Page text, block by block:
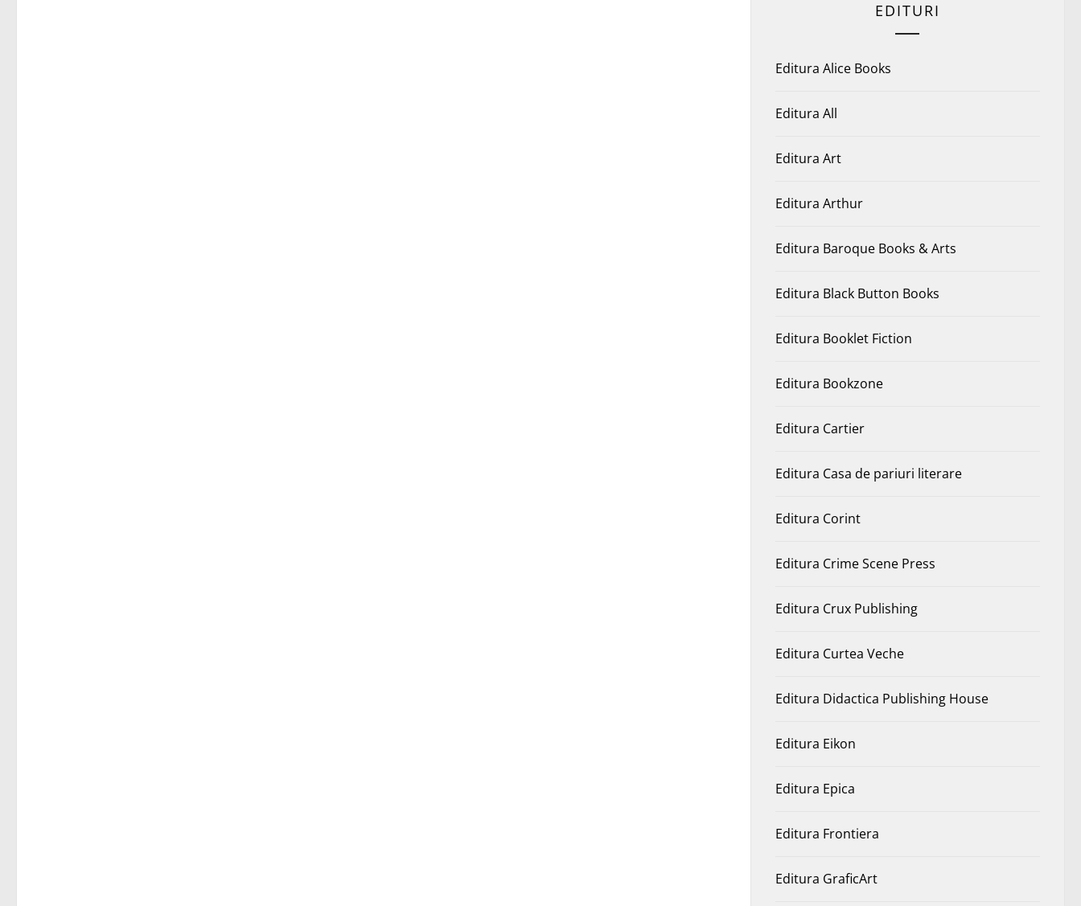
EDITURI
Editura Alice Books
Editura All
Editura Art
Editura Arthur
Editura Baroque Books & Arts
Editura Black Button Books
Editura Booklet Fiction
Editura Bookzone
Editura Cartier
Editura Casa de pariuri literare
Editura Corint
Editura Crime Scene Press
Editura Crux Publishing
Editura Curtea Veche
Editura Didactica Publishing House
Editura Eikon
Editura Epica
Editura Frontiera
Editura GraficArt